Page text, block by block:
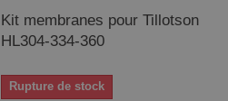
Kit membranes pour Tillotson
HL304-334-360
Rupture de stock